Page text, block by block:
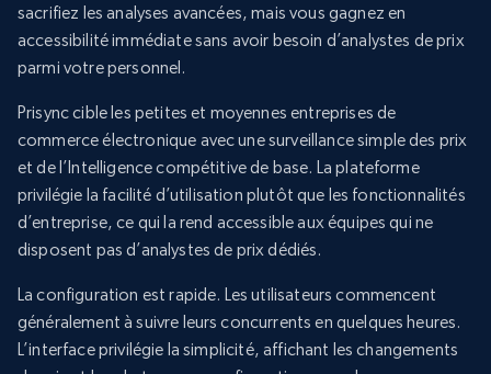
sacrifiez les analyses avancées, mais vous gagnez en
accessibilité immédiate sans avoir besoin d’analystes de prix
parmi votre personnel.
Prisync cible les petites et moyennes entreprises de
commerce électronique avec une surveillance simple des prix
et de l’Intelligence compétitive de base. La plateforme
privilégie la facilité d’utilisation plutôt que les fonctionnalités
d’entreprise, ce qui la rend accessible aux équipes qui ne
disposent pas d’analystes de prix dédiés.
La configuration est rapide. Les utilisateurs commencent
généralement à suivre leurs concurrents en quelques heures.
L’interface privilégie la simplicité, affichant les changements